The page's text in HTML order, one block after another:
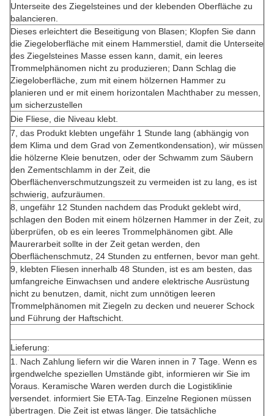
Unterseite des Ziegelsteines und der klebenden Oberfläche zu
balancieren.
Dieses erleichtert die Beseitigung von Blasen; Klopfen Sie dann
die Ziegeloberfläche mit einem Hammerstiel, damit die Unterseite
des Ziegelsteines Masse essen kann, damit, ein leeres
Trommelphänomen nicht zu produzieren; Dann Schlag die
Ziegeloberfläche, zum mit einem hölzernen Hammer zu
planieren und er mit einem horizontalen Machthaber zu messen,
um sicherzustellen
Die Fliese, die Niveau klebt.
7, das Produkt klebten ungefähr 1 Stunde lang (abhängig von
dem Klima und dem Grad von Zementkondensation), wir müssen
die hölzerne Kleie benutzen, oder der Schwamm zum Säubern
den Zementschlamm in der Zeit, die
Oberflächenverschmutzungszeit zu vermeiden ist zu lang, es ist
schwierig, aufzuräumen.
8, ungefähr 12 Stunden nachdem das Produkt geklebt wird,
schlagen den Boden mit einem hölzernen Hammer in der Zeit, zu
überprüfen, ob es ein leeres Trommelphänomen gibt. Alle
Maurerarbeit sollte in der Zeit getan werden, den
Oberflächenschmutz, 24 Stunden zu entfernen, bevor man geht.
9, klebten Fliesen innerhalb 48 Stunden, ist es am besten, das
umfangreiche Einwachsen und andere elektrische Ausrüstung
nicht zu benutzen, damit, nicht zum unnötigen leeren
Trommelphänomen mit Ziegeln zu decken und neuerer Schock
und Führung der Haftschicht.
Lieferung:
1. Nach Zahlung liefern wir die Waren innen in 7 Tage. Wenn es
irgendwelche speziellen Umstände gibt, informieren wir Sie im
Voraus. Keramische Waren werden durch die Logistiklinie
versendet. informiert Sie ETA-Tag. Einzelne Regionen müssen
übertragen. Die Zeit ist etwas länger. Die tatsächliche